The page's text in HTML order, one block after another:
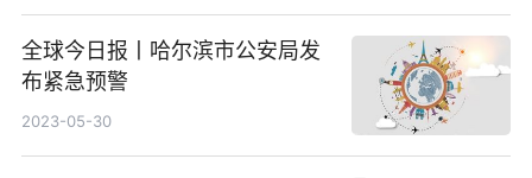
全球今日报丨哈尔滨市公安局发
布紧急预警
2023-05-30